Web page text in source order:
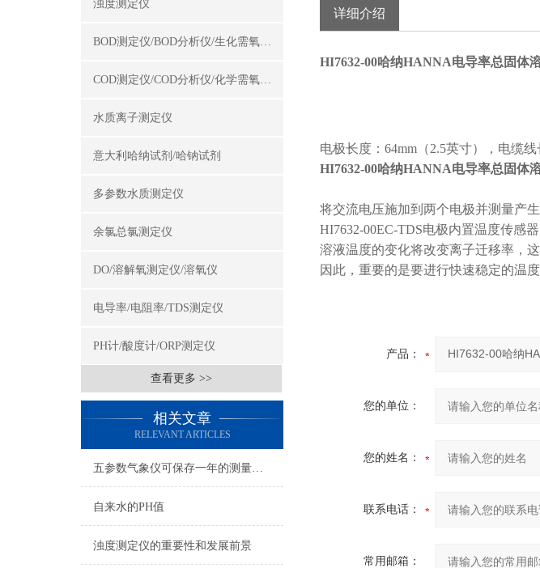
浊度测定仪
BOD测定仪/BOD分析仪/生化需氧量测定仪
COD测定仪/COD分析仪/化学需氧量测定仪
水质离子测定仪
意大利哈纳试剂/哈钠试剂
多参数水质测定仪
余氯总氯测定仪
DO/溶解氧测定仪/溶氧仪
电导率/电阻率/TDS测定仪
PH计/酸度计/ORP测定仪
查看更多 >>
相关文章
RELEVANT ARTICLES
五参数气象仪可保存一年的测量数据
自来水的PH值
浊度测定仪的重要性和发展前景
详细介绍
HI7632-00哈纳HANNA电导率总固体
电极长度：64mm（2.5英寸），电缆
HI7632-00哈纳HANNA电导率总固体
将交流电压施加到两个电极并测量产
HI7632-00EC-TDS电极内置温度传感
溶液温度的变化将改变离子迁移率，这
因此，重要的是要进行快速稳定的温
产品：
您的单位：
您的姓名：
联系电话：
常用邮箱：